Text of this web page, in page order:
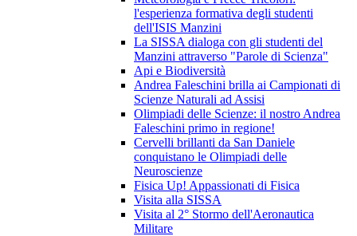
l'esperienza formativa degli studenti
dell'ISIS Manzini
La SISSA dialoga con gli studenti del
Manzini attraverso "Parole di Scienza"
Api e Biodiversità
Andrea Faleschini brilla ai Campionati di
Scienze Naturali ad Assisi
Olimpiadi delle Scienze: il nostro Andrea
Faleschini primo in regione!
Cervelli brillanti da San Daniele
conquistano le Olimpiadi delle
Neuroscienze
Fisica Up! Appassionati di Fisica
Visita alla SISSA
Visita al 2° Stormo dell'Aeronautica
Militare